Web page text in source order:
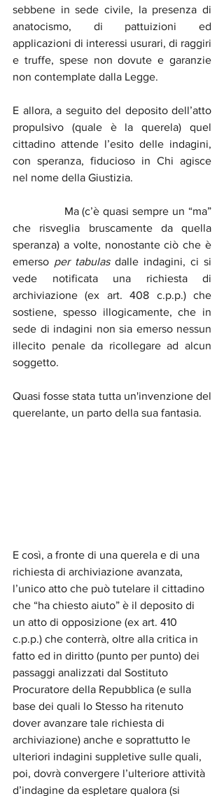
sebbene in sede civile, la presenza di
anatocismo, di pattuizioni ed
applicazioni di interessi usurari, di raggiri
e truffe, spese non dovute e garanzie
non contemplate dalla Legge.
E allora, a seguito del deposito dell’atto
propulsivo (quale è la querela) quel
cittadino attende l’esito delle indagini,
con speranza, fiducioso in Chi agisce
nel nome della Giustizia.
che risveglia bruscamente da quella
speranza) a volte, nonostante ciò che è
emerso per tabulas dalle indagini, ci si
vede notificata una richiesta di
archiviazione (ex art. 408 c.p.p.) che
sostiene, spesso illogicamente, che in
sede di indagini non sia emerso nessun
illecito penale da ricollegare ad alcun
soggetto.
Quasi fosse stata tutta un'invenzione del
querelante, un parto della sua fantasia.
E così, a fronte di una querela e di una
richiesta di archiviazione avanzata,
l’unico atto che può tutelare il cittadino
che “ha chiesto aiuto” è il deposito di
un atto di opposizione (ex art. 410
c.p.p.) che conterrà, oltre alla critica in
fatto ed in diritto (punto per punto) dei
passaggi analizzati dal Sostituto
Procuratore della Repubblica (e sulla
base dei quali lo Stesso ha ritenuto
dover avanzare tale richiesta di
archiviazione) anche e soprattutto le
ulteriori indagini suppletive sulle quali,
poi, dovrà convergere l’ulteriore attività
d’indagine da espletare qualora (si